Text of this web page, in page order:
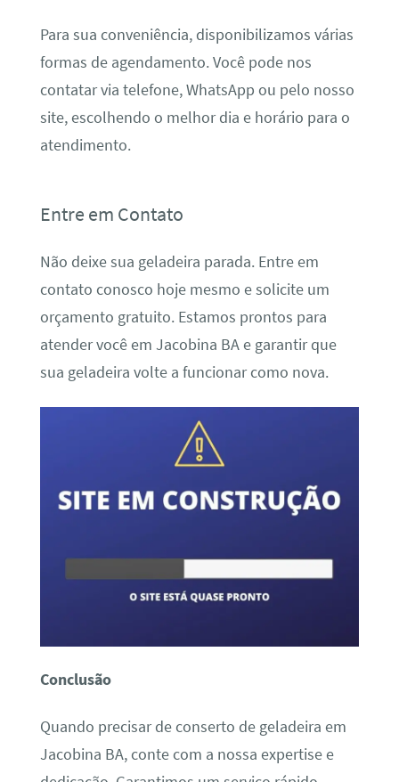
Para sua conveniência, disponibilizamos várias
formas de agendamento. Você pode nos
contatar via telefone, WhatsApp ou pelo nosso
site, escolhendo o melhor dia e horário para o
atendimento.
Entre em Contato
Não deixe sua geladeira parada. Entre em
contato conosco hoje mesmo e solicite um
orçamento gratuito. Estamos prontos para
atender você em Jacobina BA e garantir que
sua geladeira volte a funcionar como nova.
Conclusão
Quando precisar de conserto de geladeira em
Jacobina BA, conte com a nossa expertise e